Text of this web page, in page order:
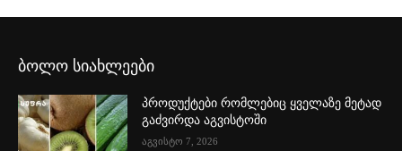
ბოლო სიახლეები
პროდუქტები რომლებიც ყველაზე მეტად
გაძვირდა აგვისტოში
აგვისტო 7, 2026